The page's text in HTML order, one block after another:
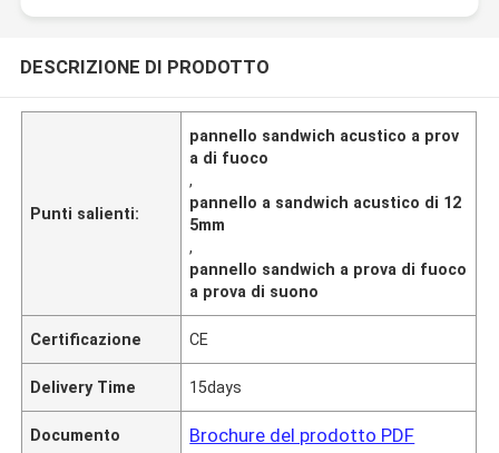
DESCRIZIONE DI PRODOTTO
Punti salienti:
pannello sandwich acustico a prov
a di fuoco
,
pannello a sandwich acustico di 12
5mm
,
pannello sandwich a prova di fuoco
a prova di suono
Certificazione CE
Delivery Time 15days
Documento Brochure del prodotto PDF